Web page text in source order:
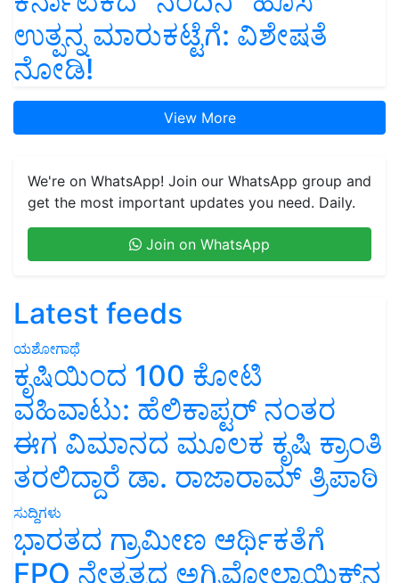
ಉತ್ಪನ್ನ ಮಾರುಕಟ್ಟೆಗೆ: ವಿಶೇಷತೆ
ನೋಡಿ!
View More
We're on WhatsApp! Join our WhatsApp group and
get the most important updates you need. Daily.
Join on WhatsApp
Latest feeds
ಯಶೋಗಾಥೆ
ಕೃಷಿಯಿಂದ 100 ಕೋಟಿ
ವಹಿವಾಟು: ಹೆಲಿಕಾಪ್ಟರ್ ನಂತರ
ಈಗ ವಿಮಾನದ ಮೂಲಕ ಕೃಷಿ ಕ್ರಾಂತಿ
ತರಲಿದ್ದಾರೆ ಡಾ. ರಾಜಾರಾಮ್ ತ್ರಿಪಾಠಿ
ಸುದ್ದಿಗಳು
ಭಾರತದ ಗ್ರಾಮೀಣ ಆರ್ಥಿಕತೆಗೆ
FPO ನೇತೃತ್ವದ ಅಗ್ರಿವೋಲ್ಟಾಯಿಕ್ಸ್‌ನ